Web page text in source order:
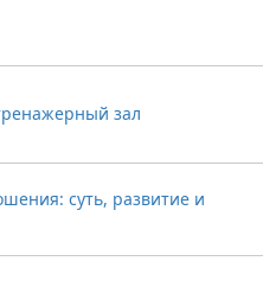
зал
суть, развитие и